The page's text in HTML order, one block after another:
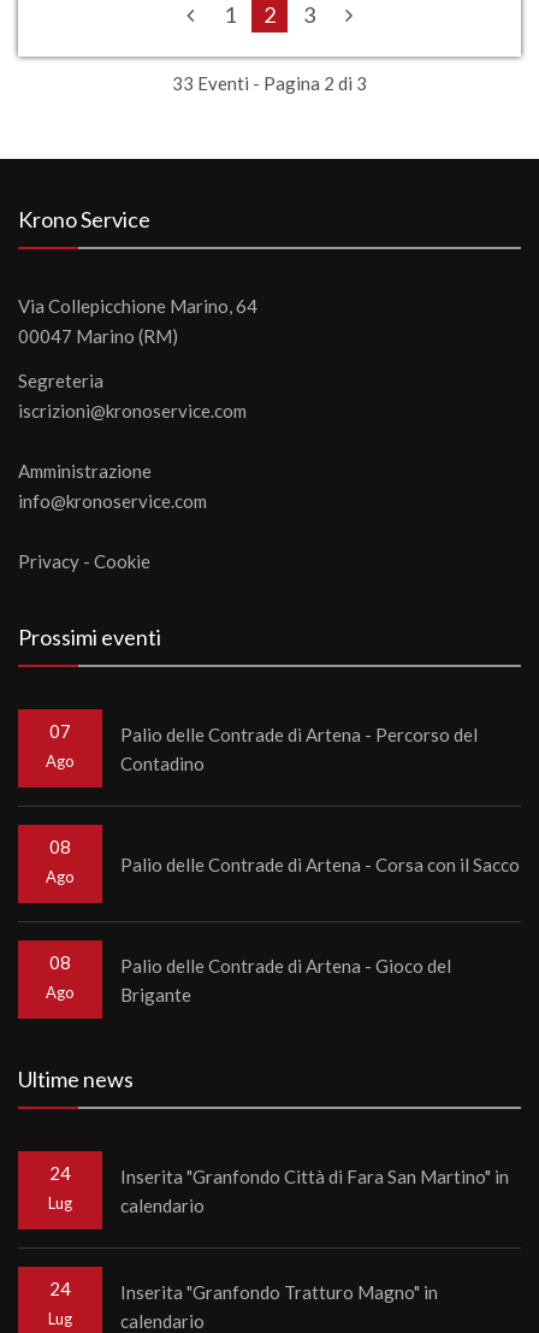
1 2 3
33 Eventi - Pagina 2 di 3
Krono Service
Via Collepicchione Marino, 64
00047 Marino (RM)
Segreteria
iscrizioni@kronoservice.com
Amministrazione
info@kronoservice.com
Privacy - Cookie
Prossimi eventi
07
Ago
Palio delle Contrade di Artena - Percorso del
Contadino
08
Ago
Palio delle Contrade di Artena - Corsa con il Sacco
08
Ago
Palio delle Contrade di Artena - Gioco del
Brigante
Ultime news
24
Lug
Inserita "Granfondo Città di Fara San Martino" in
calendario
24
Lug
Inserita "Granfondo Tratturo Magno" in
calendario